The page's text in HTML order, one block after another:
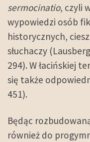
sermocinatio, czyli
wypowiedzi osób
historycznych,
słuchaczy
294). W łacińskiej
się także
451).
Będąc
również do